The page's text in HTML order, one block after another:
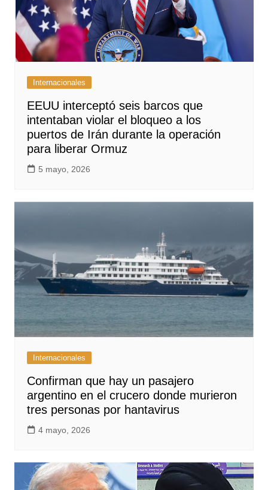
Internacionales
EEUU interceptó seis barcos que
intentaban violar el bloqueo a los
puertos de Irán durante la operación
para liberar Ormuz
5 mayo, 2026
Internacionales
Confirman que hay un pasajero
argentino en el crucero donde murieron
tres personas por hantavirus
4 mayo, 2026